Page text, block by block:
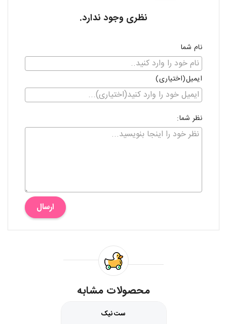
نظری وجود ندارد.
نام شما
ایمیل(اختیاری)
نظر شما:
ارسال
محصولات مشابه
ست نیک